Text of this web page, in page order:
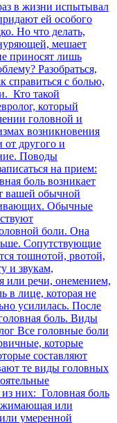
в жизни испытывал
ей особого
Но что делать,
мешает
приносят лишь
Разобраться,
справиться с болью,
Кто такой
который
головной и
возникновения
от другого и
Поводы
на прием:
боль возникает
вашей обычной
Обычные
боли. Она
Сопутствующие
тошнотой, рвотой,
и звукам,
или речи, онемением,
в лице, которая не
усилилась. После
боль. Виды
Все головные боли
которые
составляют
те виды головных
них: Головная боль
или
умеренной